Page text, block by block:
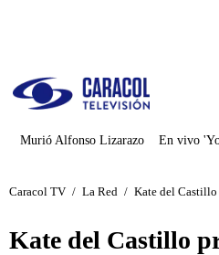
Murió Alfonso Lizarazo En vivo
Caracol TV / La Red / Kate del Castillo
Kate del Castillo